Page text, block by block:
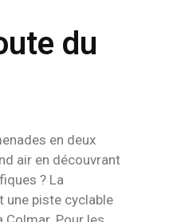
du
en deux
air en découvrant
? La
une piste cyclable